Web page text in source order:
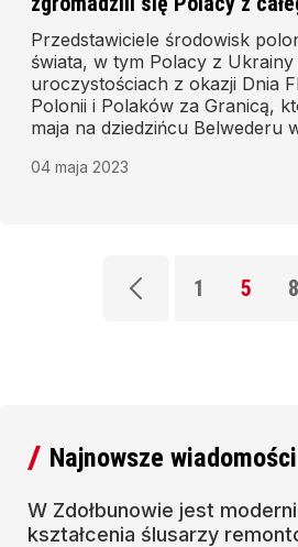
Przedstawiciele środowisk
świata, w tym Polacy z Ukrainy
uroczystościach z okazji Dnia
Polonii i Polaków za Granicą,
maja na dziedzińcu Belwederu
04 maja 2023
1 5 8
Najnowsze wiadomości
W Zdołbunowie jest
kształcenia ślusarzy